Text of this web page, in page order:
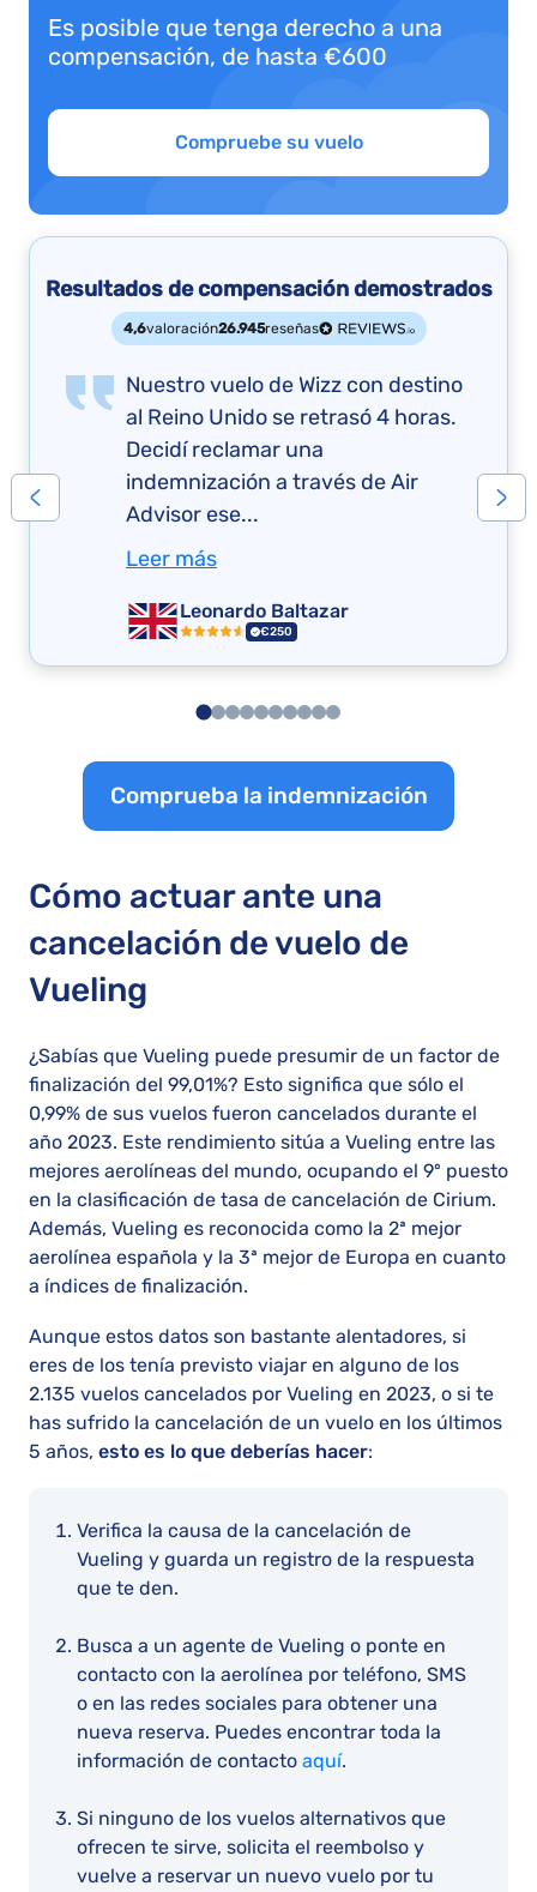
Es posible que tenga derecho a una
compensación, de hasta €600
Compruebe su vuelo
Resultados de compensación demostrados
4,6valoración26.945reseñas
Nuestro vuelo de Wizz con destino
al Reino Unido se retrasó 4 horas.
Decidí reclamar una
indemnización a través de Air
Advisor ese...
Leer más
Leonardo Baltazar
€250
Comprueba la indemnización
Cómo actuar ante una
cancelación de vuelo de
Vueling
¿Sabías que Vueling puede presumir de un factor de
finalización del 99,01%? Esto significa que sólo el
0,99% de sus vuelos fueron cancelados durante el
año 2023. Este rendimiento sitúa a Vueling entre las
mejores aerolíneas del mundo, ocupando el 9º puesto
en la clasificación de tasa de cancelación de Cirium.
Además, Vueling es reconocida como la 2ª mejor
aerolínea española y la 3ª mejor de Europa en cuanto
a índices de finalización.
Aunque estos datos son bastante alentadores, si
eres de los tenía previsto viajar en alguno de los
2.135 vuelos cancelados por Vueling en 2023, o si te
has sufrido la cancelación de un vuelo en los últimos
5 años, esto es lo que deberías hacer:
Verifica la causa de la cancelación de
Vueling y guarda un registro de la respuesta
que te den.
Busca a un agente de Vueling o ponte en
contacto con la aerolínea por teléfono, SMS
o en las redes sociales para obtener una
nueva reserva. Puedes encontrar toda la
información de contacto aquí.
Si ninguno de los vuelos alternativos que
ofrecen te sirve, solicita el reembolso y
vuelve a reservar un nuevo vuelo por tu